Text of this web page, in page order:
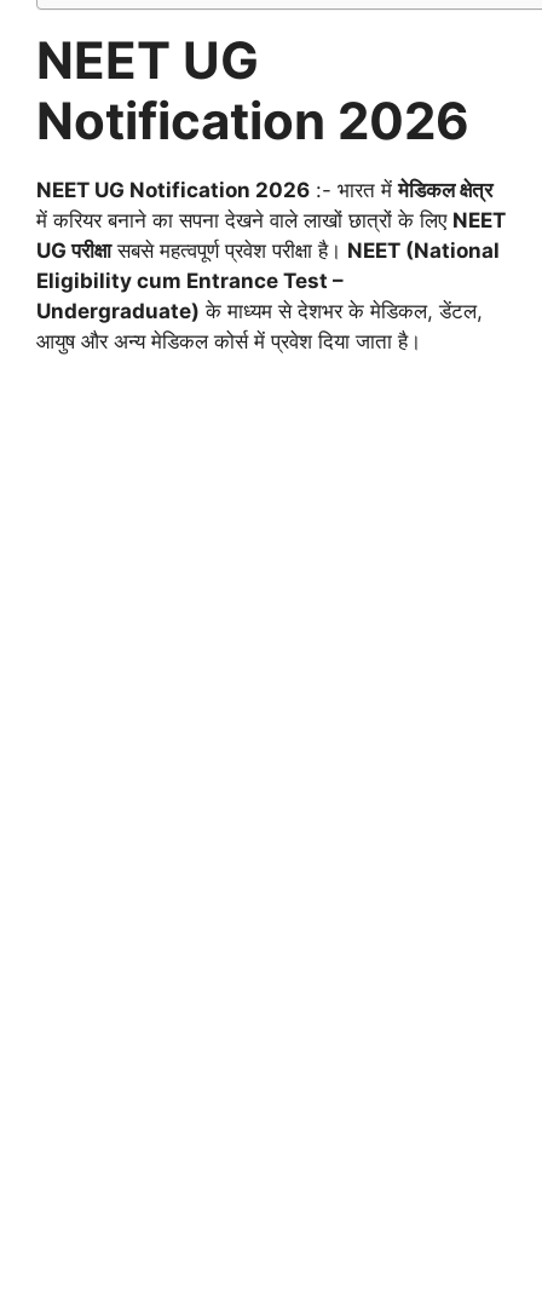
NEET UG
Notification 2026
NEET UG Notification 2026 :- भारत मेंमेडिकल क्षेत्र
में करियर बनाने का सपना देखने वाले लाखों छात्रों के लिए NEET
UG परीक्षासबसे महत्वपूर्ण प्रवेश परीक्षा है। NEET (National
Eligibility cum Entrance Test –
Undergraduate) के माध्यम से देशभर के मेडिकल, डेंटल,
आयुष और अन्य मेडिकल कोर्स में प्रवेश दिया जाता है।